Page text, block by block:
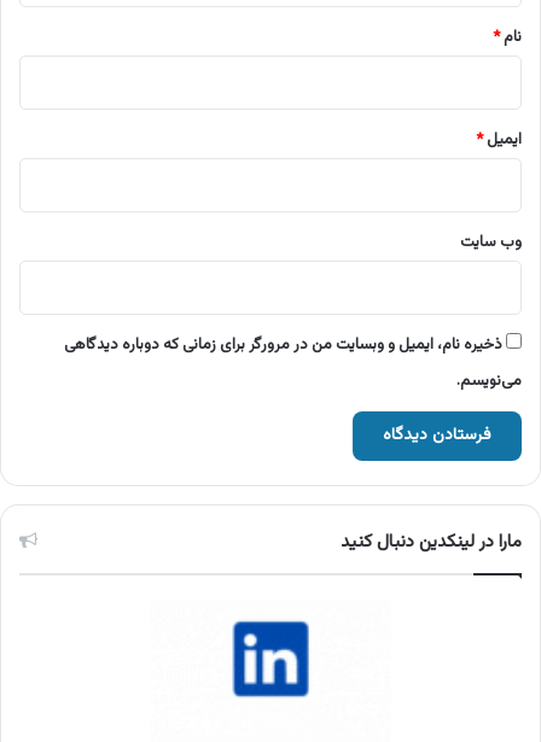
نام*
ایمیل*
وب‌ سایت
ذخیره نام، ایمیل و وبسایت من در مرورگر برای زمانی که دوباره دیدگاهی
می‌نویسم.
مارا در لینکدین دنبال کنید